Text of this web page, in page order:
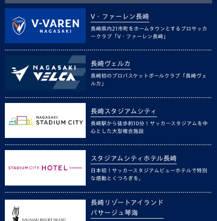
V・ファーレン長崎
長崎県内21市町をホームタウンとするプロサッカ
ークラブ「V・ファーレン長崎」
長崎ヴェルカ
長崎初のプロバスケットボールクラブ「長崎ヴェ
ルカ」
長崎スタジアムシティ
長崎駅から徒歩約10分！サッカースタジアムを中
心とした大型複合施設
スタジアムシティホテル長崎
日本初！サッカースタジアムビューホテルで特別
な感動とくつろぎを。
長崎リゾートアイランド
パサージュ琴海